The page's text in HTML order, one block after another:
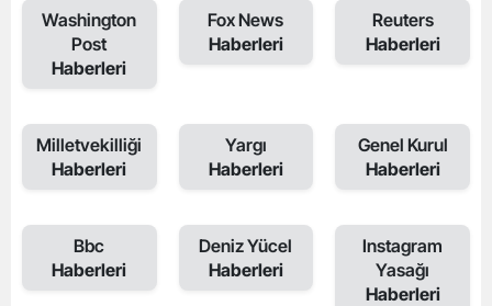
Washington
Post
Haberleri
Fox News
Haberleri
Reuters
Haberleri
Milletvekilliği
Haberleri
Yargı
Haberleri
Genel Kurul
Haberleri
Bbc
Haberleri
Deniz Yücel
Haberleri
Instagram
Yasağı
Haberleri